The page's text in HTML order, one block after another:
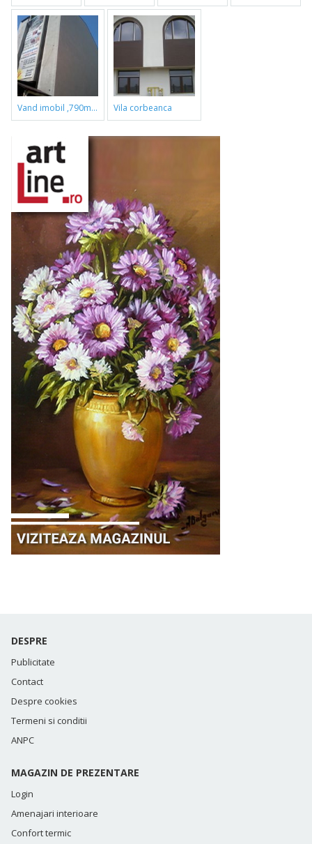
vand imobil ,790m,piata gorjului,pret negociabil vila corbeanca
DESPRE
Publicitate
Contact
Despre cookies
Termeni si conditii
ANPC
MAGAZIN DE PREZENTARE
Login
Amenajari interioare
Confort termic